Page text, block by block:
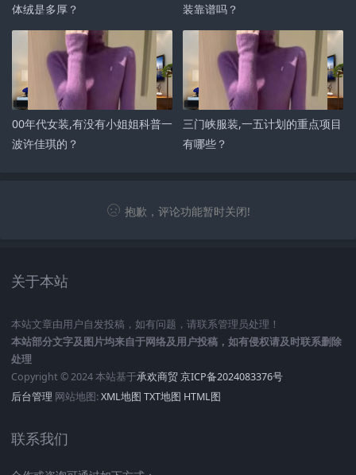
体绒是多厚？
装靠谱吗？
00年代女装,有没有小姐姐科普一
波许佳琪的？
三门峡服装,一五计划的重点项目
有哪些？
抱歉，评论功能暂时关闭!
关于本站
本站文章由用户自发投稿，如有问题，请联系管理员处理！
本站部分文字及图片均来自于网络及用户投稿，如有侵权请及时联系删除
处理
Copyright © 2024 本站基于承欢商贸京ICP备2024083376号
后台管理 网站地图:XML地图 TXT地图 HTML图
联系我们